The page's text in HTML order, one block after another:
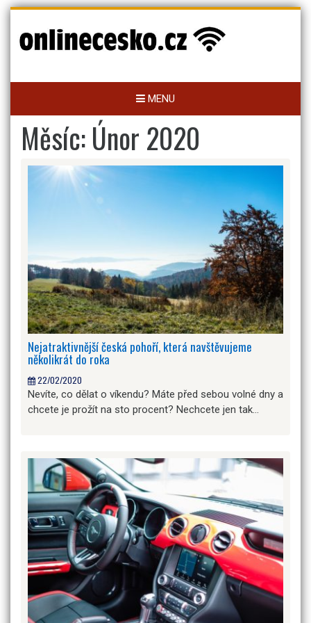
Skip
content
MENU
Měsíc:Únor 2020
Nejatraktivnější česká pohoří, která navštěvujeme
několikrát do roka
22/02/2020
Nevíte, co dělat o víkendu? Máte před sebou volné dny a
chcete je prožít na sto procent? Nechcete jen tak…